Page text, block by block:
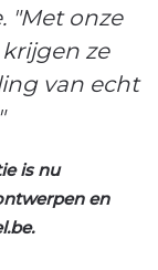
"Met onze
ze
van echt
is nu
en